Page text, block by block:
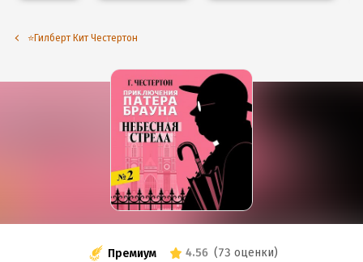
⭐️Гилберт Кит Честертон
Премиум 4.56 (73 оценки)